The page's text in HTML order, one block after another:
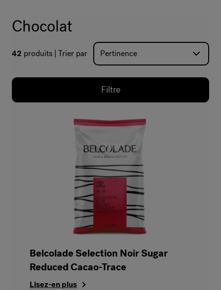
Chocolat
42 produits Trier par
Filtre
Belcolade Selection Noir Sugar
Reduced Cacao-Trace
Lisez-en plus